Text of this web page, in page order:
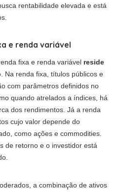
rentabilidade elevada e está
e renda variável
fixa e renda variável reside
. Na renda fixa, títulos públicos e
com parâmetros definidos no
quando atrelados a índices, há
dos rendimentos. Já a renda
cujo valor depende do
como ações e commodities.
de retorno e o investidor está
a combinação de ativos